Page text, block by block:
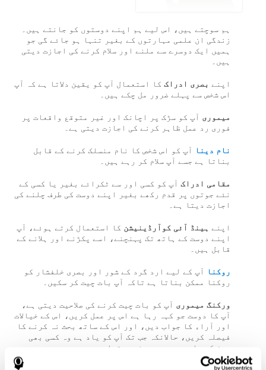
ہم سوچتے ہیں، اس لیے ہم اپنے دوستوں کو جانتے ہیں۔
زندگی ان علمی مہارتوں کے بغیر تنہا ہو جائے گی جو
ہمیں ایک دوسرے سے ملنے اور سلام کرنے کی اجازت دیتی
ہیں۔
اپنے بصری ادراک کا استعمال آپ کو یقین دلاتا ہے کہ آپ
اس شخص سے پہلے ضرور مل چکے ہیں۔
میموری آپ کو سڑک پر اچانک اور غیر متوقع واقعات پر
فوری رد عمل ظاہر کرنے کی اجازت دیتی ہے۔
نام دینا
آپ کو اس شخص کا نام منسلک کرنے کے قابل
بناتا ہے جسے آپ سلام کر رہے ہیں۔
مقامی ادراک آپ کو کسی اور سے ٹکرائے بغیر یا کسی کے
نئے جوتوں پر قدم رکھے بغیر اپنے دوست کی طرف چلنے کی
اجازت دیتا ہے۔
اپنے ہینڈ آئی کوآرڈینیشن کا استعمال کرتے ہوئے، آپ
اپنے دوست کے ہاتھ تک پہنچنے، اسے پکڑنے اور ہلانے کے
قابل ہیں۔
روکنا
آپ کے لیے ارد گرد کے شور اور بصری خلفشار کو
روکنا ممکن بناتا ہے تاکہ آپ بات چیت کر سکیں۔
ورکنگ میموری آپ کو بات چیت کرنے کی صلاحیت دیتی ہے،
آپ کا دوست جو کہہ رہا ہے اس پر عمل کریں، اس کے خیالات
اور آراء کا جواب دیں، اور اس کے ساتھ بحث نہ کرنے کا
فیصلہ کریں، حالانکہ جب تک آپ کو یاد ہے وہ کسی بھی
چیز کے بارے میں صحیح نہیں تھا۔
روزانہ دماغ کے افعال پر واپس جائیں۔